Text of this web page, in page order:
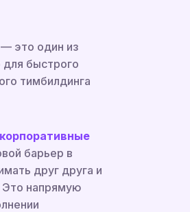
это один из
быстрого
тимбилдинга
барьер в
друг друга и
Это напрямую